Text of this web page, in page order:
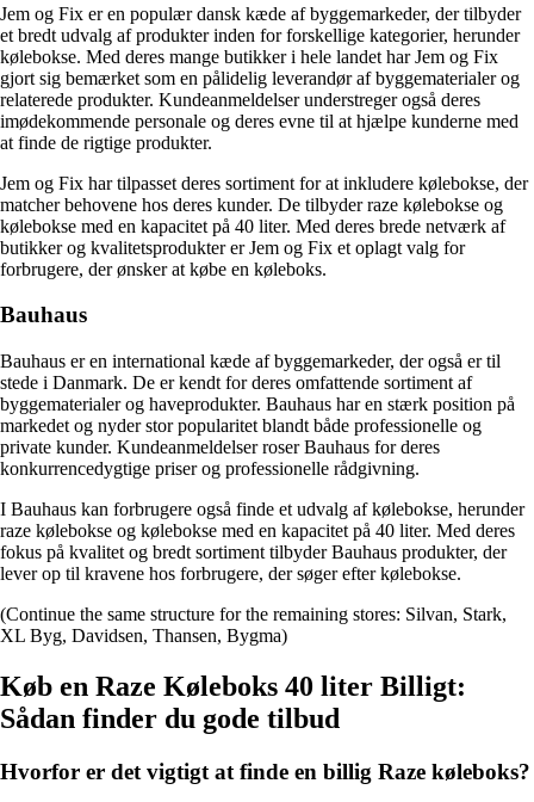
Jem og Fix er en populær dansk kæde af byggemarkeder, der tilbyder
et bredt udvalg af produkter inden for forskellige kategorier, herunder
kølebokse. Med deres mange butikker i hele landet har Jem og Fix
gjort sig bemærket som en pålidelig leverandør af byggematerialer og
relaterede produkter. Kundeanmeldelser understreger også deres
imødekommende personale og deres evne til at hjælpe kunderne med
at finde de rigtige produkter.
Jem og Fix har tilpasset deres sortiment for at inkludere kølebokse, der
matcher behovene hos deres kunder. De tilbyder raze kølebokse og
kølebokse med en kapacitet på 40 liter. Med deres brede netværk af
butikker og kvalitetsprodukter er Jem og Fix et oplagt valg for
forbrugere, der ønsker at købe en køleboks.
Bauhaus
Bauhaus er en international kæde af byggemarkeder, der også er til
stede i Danmark. De er kendt for deres omfattende sortiment af
byggematerialer og haveprodukter. Bauhaus har en stærk position på
markedet og nyder stor popularitet blandt både professionelle og
private kunder. Kundeanmeldelser roser Bauhaus for deres
konkurrencedygtige priser og professionelle rådgivning.
I Bauhaus kan forbrugere også finde et udvalg af kølebokse, herunder
raze kølebokse og kølebokse med en kapacitet på 40 liter. Med deres
fokus på kvalitet og bredt sortiment tilbyder Bauhaus produkter, der
lever op til kravene hos forbrugere, der søger efter kølebokse.
(Continue the same structure for the remaining stores: Silvan, Stark,
XL Byg, Davidsen, Thansen, Bygma)
Køb en Raze Køleboks 40 liter Billigt:
Sådan finder du gode tilbud
Hvorfor er det vigtigt at finde en billig Raze køleboks?